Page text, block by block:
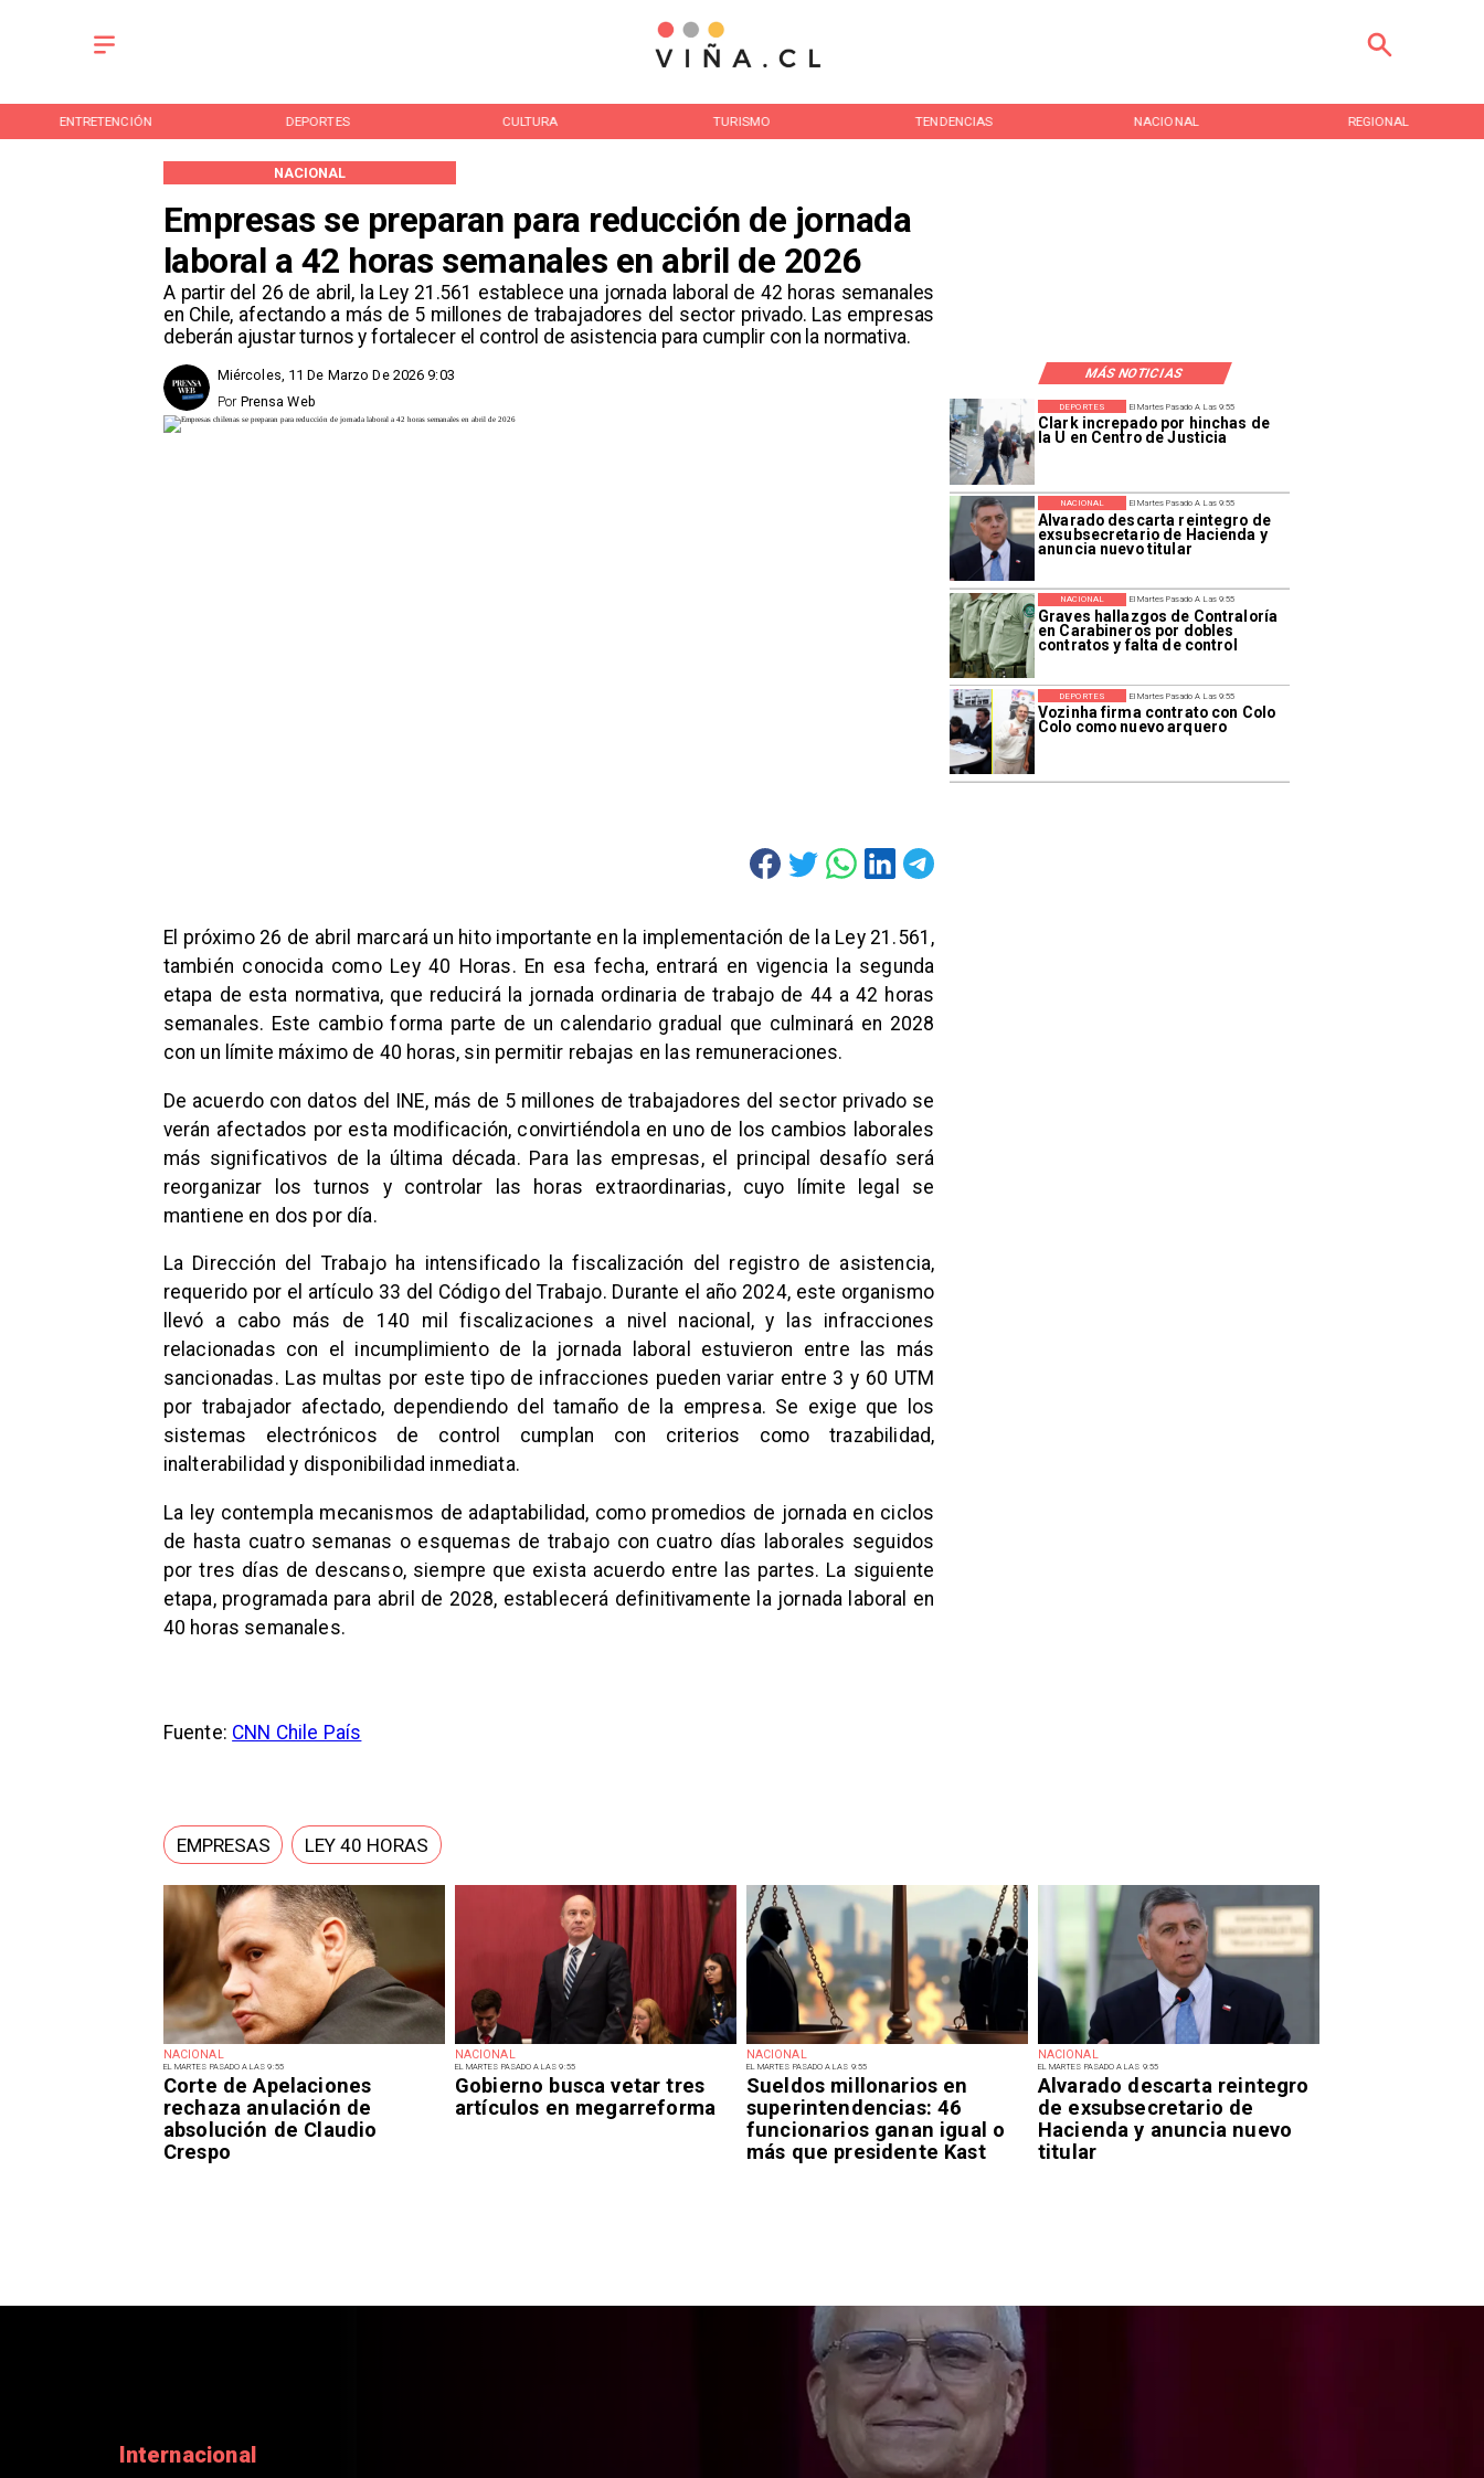
ENTRETENCIÓN DEPORTES CULTURA TURISMO TENDENCIAS NACIONAL REGIONAL
Empresas se preparan para reducción de jornada
laboral a 42 horas semanales en abril de 2026
A partir del 26 de abril, la Ley 21.561 establece una jornada laboral de 42 horas semanales
en Chile, afectando a más de 5 millones de trabajadores del sector privado. Las empresas
deberán ajustar turnos y fortalecer el control de asistencia para cumplir con la normativa.
NACIONAL
MÁS NOTICIAS
Miércoles, 11 De Marzo De 2026 9:03
Prensa Web
Por
NACIONAL
EL MARTES PASADO A LAS 9:55
Corte de Apelaciones
rechaza anulación de
absolución de Claudio
Crespo
NACIONAL
EL MARTES PASADO A LAS 9:55
Gobierno busca vetar tres
artículos en megarreforma
NACIONAL
EL MARTES PASADO A LAS 9:55
Sueldos millonarios en
superintendencias: 46
funcionarios ganan igual o
más que presidente Kast
NACIONAL
EL MARTES PASADO A LAS 9:55
Alvarado descarta reintegro
de exsubsecretario de
Hacienda y anuncia nuevo
titular
El Martes Pasado A Las 9:55
Clark increpado por hinchas de
la U en Centro de Justicia
DEPORTES
El Martes Pasado A Las 9:55
Alvarado descarta reintegro de
exsubsecretario de Hacienda y
anuncia nuevo titular
NACIONAL
El Martes Pasado A Las 9:55
Graves hallazgos de Contraloría
en Carabineros por dobles
contratos y falta de control
NACIONAL
El Martes Pasado A Las 9:55
Vozinha firma contrato con Colo
Colo como nuevo arquero
DEPORTES
El próximo 26 de abril marcará un hito importante en la implementación de la Ley 21.561,
también conocida como Ley 40 Horas. En esa fecha, entrará en vigencia la segunda
etapa de esta normativa, que reducirá la jornada ordinaria de trabajo de 44 a 42 horas
semanales. Este cambio forma parte de un calendario gradual que culminará en 2028
con un límite máximo de 40 horas, sin permitir rebajas en las remuneraciones.
De acuerdo con datos del INE, más de 5 millones de trabajadores del sector privado se
verán afectados por esta modificación, convirtiéndola en uno de los cambios laborales
más significativos de la última década. Para las empresas, el principal desafío será
reorganizar los turnos y controlar las horas extraordinarias, cuyo límite legal se
mantiene en dos por día.
La Dirección del Trabajo ha intensificado la fiscalización del registro de asistencia,
requerido por el artículo 33 del Código del Trabajo. Durante el año 2024, este organismo
llevó a cabo más de 140 mil fiscalizaciones a nivel nacional, y las infracciones
relacionadas con el incumplimiento de la jornada laboral estuvieron entre las más
sancionadas. Las multas por este tipo de infracciones pueden variar entre 3 y 60 UTM
por trabajador afectado, dependiendo del tamaño de la empresa. Se exige que los
sistemas electrónicos de control cumplan con criterios como trazabilidad,
inalterabilidad y disponibilidad inmediata.
La ley contempla mecanismos de adaptabilidad, como promedios de jornada en ciclos
de hasta cuatro semanas o esquemas de trabajo con cuatro días laborales seguidos
por tres días de descanso, siempre que exista acuerdo entre las partes. La siguiente
etapa, programada para abril de 2028, establecerá definitivamente la jornada laboral en
40 horas semanales.
Fuente: CNN Chile País
EMPRESAS LEY 40 HORAS
Internacional